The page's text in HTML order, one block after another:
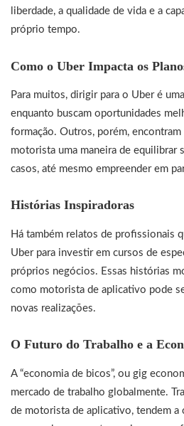
liberdade, a qualidade de vida e a
próprio tempo.
Como o Uber Impacta os
Para muitos, dirigir para o Uber é
enquanto buscam oportunidades
formação. Outros, porém,
motorista uma maneira de equilibrar
casos, até mesmo empreender em
Histórias Inspiradoras
Há também relatos de profissionais
Uber para investir em cursos de
próprios negócios. Essas histórias
como motorista de aplicativo pode
novas realizações.
O Futuro do Trabalho e a
A “economia de bicos”, ou gig
mercado de trabalho globalmente.
de motorista de aplicativo, tendem a